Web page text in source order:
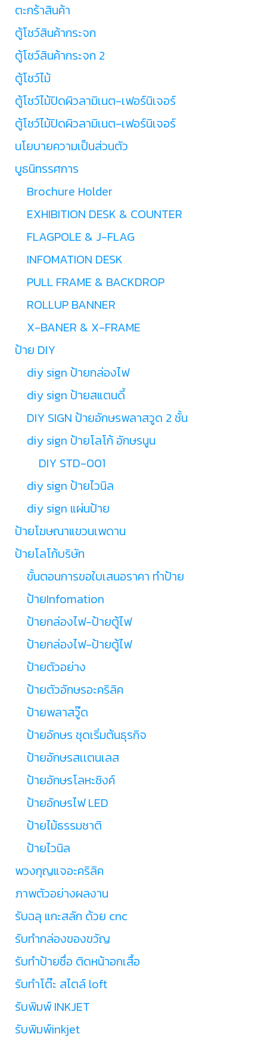
ตะกร้าสินค้า
ตู้โชว์สินค้ากระจก
ตู้โชว์สินค้ากระจก 2
ตู้โชว์ไม้
ตู้โชว์ไม้ปิดผิวลามิเนต-เฟอร์นิเจอร์
ตู้โชว์ไม้ปิดผิวลามิเนต-เฟอร์นิเจอร์
นโยบายความเป็นส่วนตัว
บูธนิทรรศการ
Brochure Holder
EXHIBITION DESK & COUNTER
FLAGPOLE & J-FLAG
INFOMATION DESK
PULL FRAME & BACKDROP
ROLLUP BANNER
X-BANER & X-FRAME
ป้าย DIY
diy sign ป้ายกล่องไฟ
diy sign ป้ายสแตนดี้
DIY SIGN ป้ายอักษรพลาสวูด 2 ชั้น
diy sign ป้ายโลโก้ อักษรนูน
DIY STD-001
diy sign ป้ายไวนิล
diy sign แผ่นป้าย
ป้ายโฆษณาแขวนเพดาน
ป้ายโลโก้บริษัท
ขั้นตอนการขอใบเสนอราคา ทำป้าย
ป้ายInfomation
ป้ายกล่องไฟ-ป้ายตู้ไฟ
ป้ายกล่องไฟ-ป้ายตู้ไฟ
ป้ายตัวอย่าง
ป้ายตัวอักษรอะคริลิค
ป้ายพลาสวู๊ด
ป้ายอักษร ชุดเริ่มต้นธุรกิจ
ป้ายอักษรสเเตนเลส
ป้ายอักษรโลหะซิงค์
ป้ายอักษรไฟ LED
ป้ายไม้ธรรมชาติ
ป้ายไวนิล
พวงกุญแจอะคริลิค
ภาพตัวอย่างผลงาน
รับฉลุ แกะสลัก ด้วย cnc
รับทำกล่องของขวัญ
รับทำป้ายชื่อ ติดหน้าอกเสื้อ
รับทำโต๊ะ สไตล์ loft
รับพิมพ์ INKJET
รับพิมพ์inkjet